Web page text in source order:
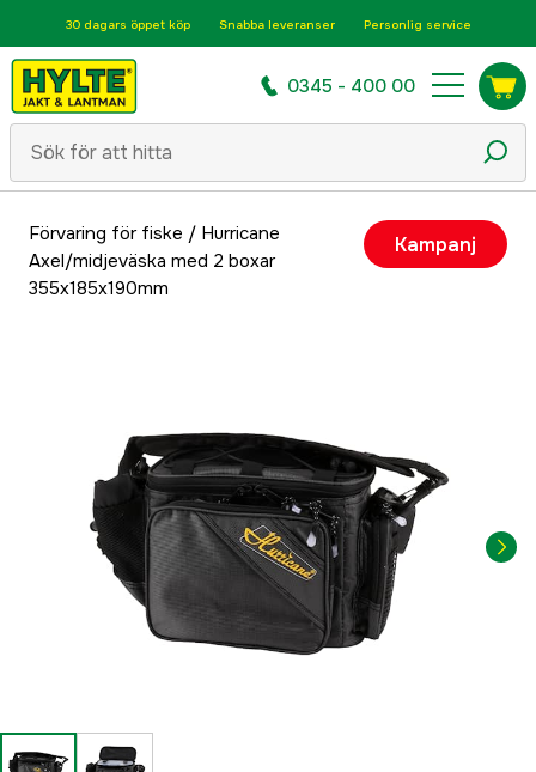
30 dagars öppet köp Snabba leveranser Personlig service
0345 - 400 00
Förvaring för fiske / Hurricane
Axel/midjeväska med 2 boxar
355x185x190mm
Kampanj